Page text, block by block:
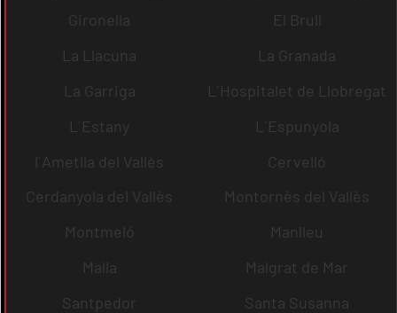
Gironella
El Brull
La Llacuna
La Granada
La Garriga
L´Hospitalet de Llobregat
L´Estany
L´Espunyola
l´Ametlla del Vallès
Cervelló
Cerdanyola del Vallès
Montornès del Vallès
Montmeló
Manlleu
Malla
Malgrat de Mar
Santpedor
Santa Susanna